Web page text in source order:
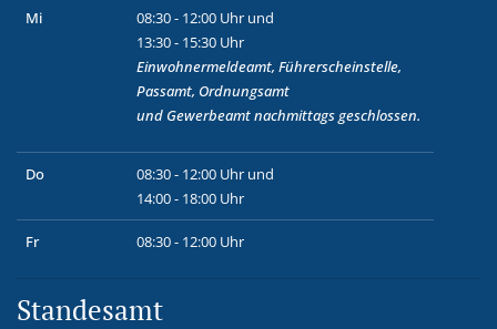
Mi
08:30 - 12:00 Uhr und
13:30 - 15:30 Uhr
Einwohnermeldeamt, Führerscheinstelle,
Passamt, Ordnungsamt
und Gewerbeamtnachmittags geschlossen.
Do
08:30 - 12:00 Uhr und
14:00 - 18:00 Uhr
Fr 08:30 - 12:00 Uhr
Standesamt